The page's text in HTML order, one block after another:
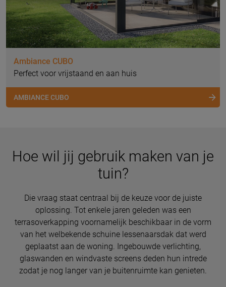
Ambiance CUBO
Perfect voor vrijstaand en aan huis
AMBIANCE CUBO
Hoe wil jij gebruik maken van je
tuin?
Die vraag staat centraal bij de keuze voor de juiste
oplossing. Tot enkele jaren geleden was een
terrasoverkapping voornamelijk beschikbaar in de vorm
van het welbekende schuine lessenaarsdak dat werd
geplaatst aan de woning. Ingebouwde verlichting,
glaswanden en windvaste screens deden hun intrede
zodat je nog langer van je buitenruimte kan genieten.